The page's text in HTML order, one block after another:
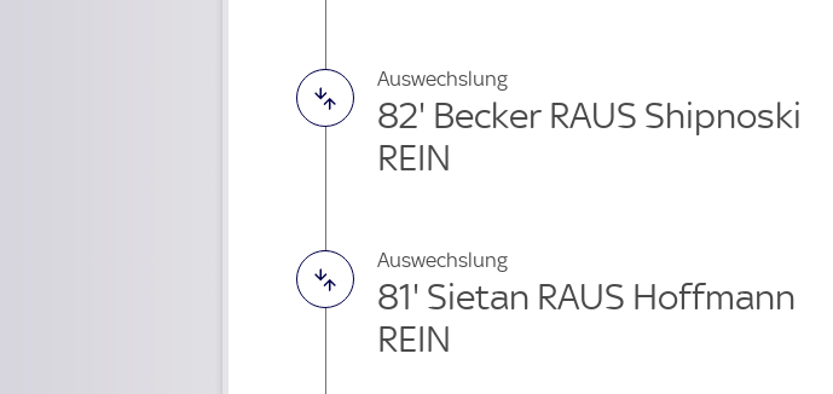
Auswechslung
82' Becker RAUS Shipnoski
REIN
Auswechslung
81' Sietan RAUS Hoffmann
REIN